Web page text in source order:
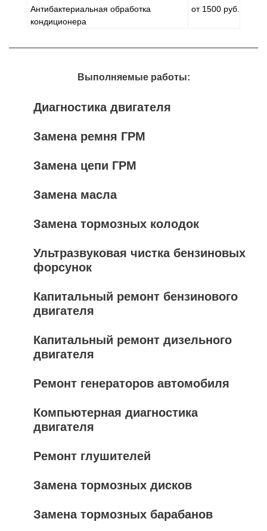
Антибактериальная обработка
кондиционера
от 1500 руб.
Выполняемые работы:
Диагностика двигателя
Замена ремня ГРМ
Замена цепи ГРМ
Замена масла
Замена тормозных колодок
Ультразвуковая чистка бензиновых
форсунок
Капитальный ремонт бензинового
двигателя
Капитальный ремонт дизельного
двигателя
Ремонт генераторов автомобиля
Компьютерная диагностика
двигателя
Ремонт глушителей
Замена тормозных дисков
Замена тормозных барабанов